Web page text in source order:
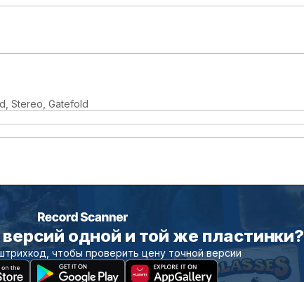
Stereo, Gatefold
одной и той же пластинки?
чтобы проверить цену точной версии